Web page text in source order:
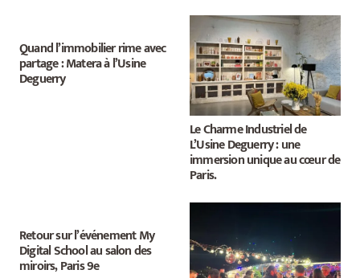
Quand l’immobilier rime avec
partage : Matera à l’Usine
Deguerry
Le Charme Industriel de
L’Usine Deguerry : une
immersion unique au cœur de
Paris.
Retour sur l’événement My
Digital School au salon des
miroirs, Paris 9e